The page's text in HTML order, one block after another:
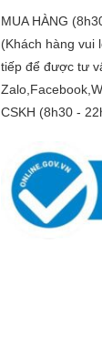
MUA HÀNG
(Khách hàng vui
tiếp để được tư
CSKH (8h30 -